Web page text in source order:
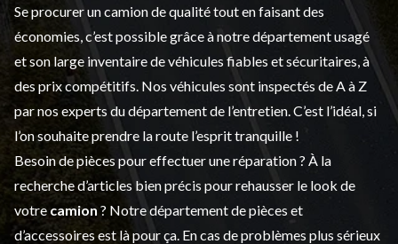
Se procurer un camion de qualité tout en faisant des
économies, c’est possible grâce à notredépartement usagé
et son large inventaire de véhicules fiables et sécuritaires, à
des prix compétitifs. Nos véhicules sont inspectés de A à Z
par nos experts du département de l’entretien . C’est l’idéal, si
l’on souhaite prendre la route l’esprit tranquille !
Besoin de pièces pour effectuer une réparation ? À la
recherche d’articles bien précis pour rehausser le look de
votre camion ? Notre département depièces et
d’accessoiresest là pour ça. En cas de problèmes plus sérieux